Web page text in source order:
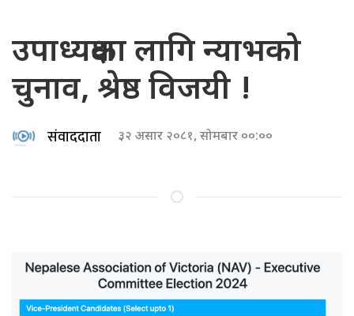
उपाध्यक्षका लागि न्याभको
चुनाव, श्रेष्ठ विजयी !
संवाददाता ३२ असार २०८१, सोमबार ००:००